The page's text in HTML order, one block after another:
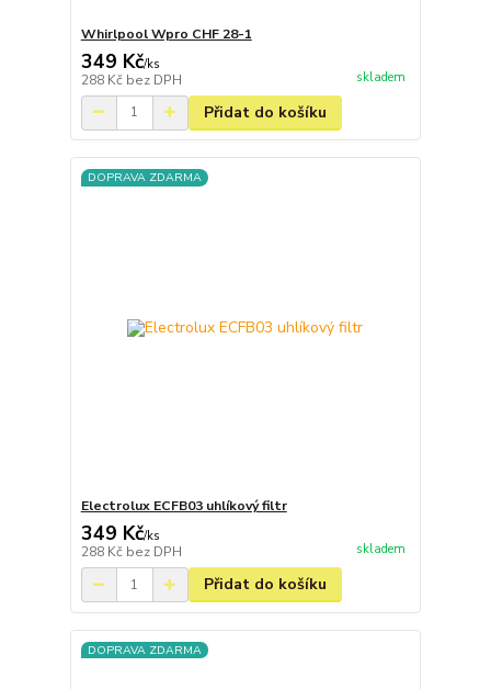
Whirlpool Wpro CHF 28-1
349 Kč/ks
288 Kč bez DPH skladem
Přidat do košíku
DOPRAVA ZDARMA
Electrolux ECFB03 uhlíkový filtr
349 Kč/ks
288 Kč bez DPH skladem
Přidat do košíku
DOPRAVA ZDARMA